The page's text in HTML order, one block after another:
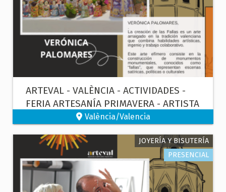
ARTEVAL - VALÈNCIA - ACTIVIDADES -
FERIA ARTESANÍA PRIMAVERA - ARTISTA
València/Valencia
JOYERÍA Y BISUTERÍA
PRESENCIAL